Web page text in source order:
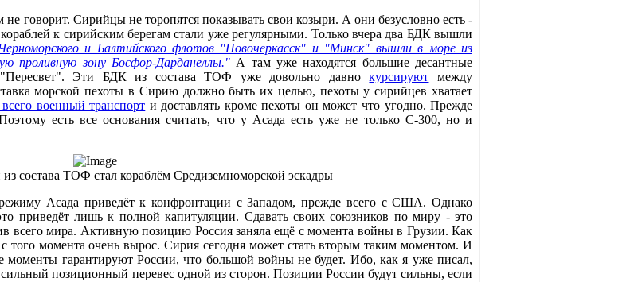
говорит. Сирийцы не торопятся показывать свои козыри. А они безусловно есть -
к сирийским берегам стали уже регулярными. Только вчера два БДК вышли
и Балтийского флотов "Новочеркасск" и "Минск" вышли в море из
проливную зону Босфор-Дарданеллы." А там уже находятся большие десантные
Эти БДК из состава ТОФ уже довольно давнокурсируют между
морской пехоты в Сирию должно быть их целью, пехоты у сирийцев хватает
военный транспорт и доставлять кроме пехоты он может что угодно. Прежде
есть все основания считать, что у Асада есть уже не только С-300, но и
состава ТОФ стал кораблём Средиземноморской эскадры
Асада приведёт к конфронтации с Западом, прежде всего с США. Однако
приведёт лишь к полной капитуляции. Сдавать своих союзников по миру - это
всего мира. Активную позицию Россия заняла ещё с момента войны в Грузии. Как
того момента очень вырос. Сирия сегодня может стать вторым таким моментом. И
моменты гарантируют России, что большой войны не будет. Ибо, как я уже писал,
сильный позиционный перевес одной из сторон. Позиции России будут сильны, если